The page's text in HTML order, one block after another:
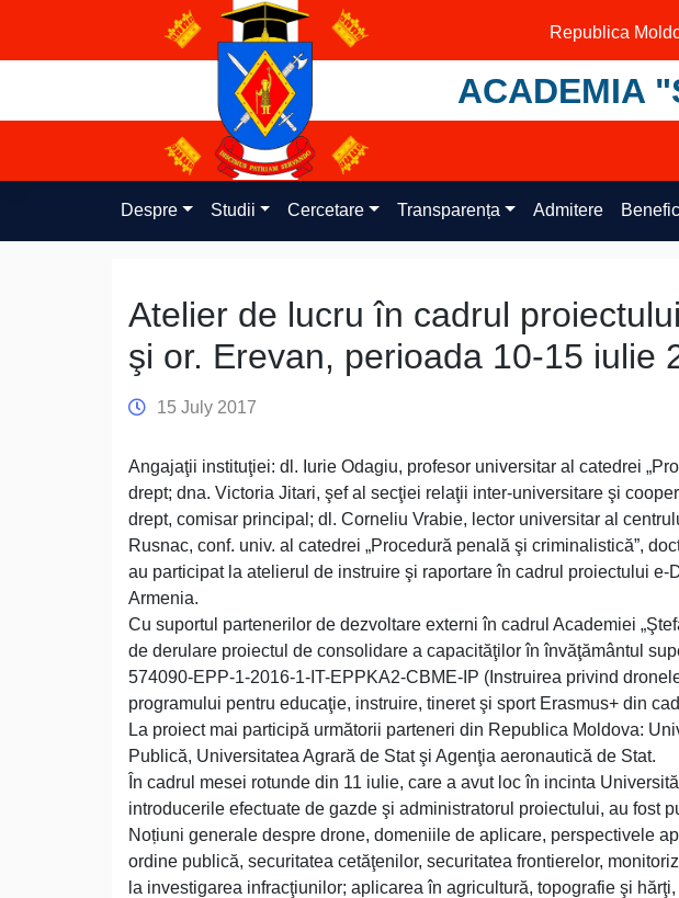
content
Republica
ACADEMIA
Despre Studii Cercetare Transparența Admitere
Atelier de lucru în cadrul
şi or. Erevan, perioada 10-15 iulie
15 July 2017
Angajaţii instituţiei: dl. Iurie Odagiu, profesor universitar al catedrei
drept; dna. Victoria Jitari, şef al secţiei relaţii inter-universitare şi
drept, comisar principal; dl. Corneliu Vrabie, lector universitar al
Rusnac, conf. univ. al catedrei „Procedură penală şi criminalistică”,
au participat la atelierul de instruire şi raportare în cadrul proiectului e-
Armenia.
Cu suportul partenerilor de dezvoltare externi în cadrul Academiei
de derulare proiectul de consolidare a capacităţilor în învăţământul
574090-EPP-1-2016-1-IT-EPPKA2-CBME-IP (Instruirea privind
programului pentru educaţie, instruire, tineret şi sport Erasmus+ din
La proiect mai participă următorii parteneri din Republica Moldova:
Publică, Universitatea Agrară de Stat şi Agenţia aeronautică de Stat.
În cadrul mesei rotunde din 11 iulie, care a avut loc în incinta
introducerile efectuate de gazde şi administratorul proiectului, au fost
Noțiuni generale despre drone, domeniile de aplicare, perspectivele
ordine publică, securitatea cetăţenilor, securitatea frontierelor,
la investigarea infracţiunilor; aplicarea în agricultură, topografie şi hărţi,